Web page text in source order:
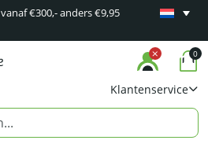
€300,- anders €9,95
Minimaal
Klantenservice
0